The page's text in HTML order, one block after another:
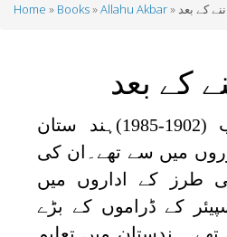
Home Books Allahu Akbar کے بعد
کے بعد
پروفیسر مجیب (1902-1985)ہند ستان
میں سے تھے۔ان کی
طرز کے اداروں میں
کے ڈراموں کے بڑے